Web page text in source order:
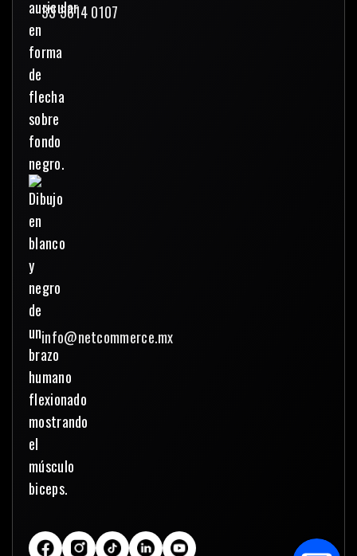
33 3614 0107
info@netcommerce.mx